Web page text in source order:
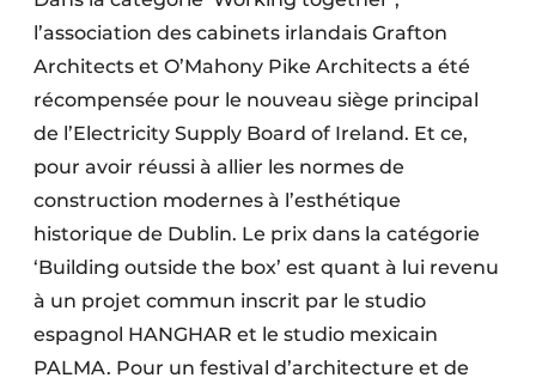
l’association des cabinets irlandais Grafton
Architects et O’Mahony Pike Architects a été
récompensée pour le nouveau siège principal
de l’Electricity Supply Board of Ireland. Et ce,
pour avoir réussi à allier les normes de
construction modernes à l’esthétique
historique de Dublin. Le prix dans la catégorie
‘Building outside the box’ est quant à lui revenu
à un projet commun inscrit par le studio
espagnol HANGHAR et le studio mexicain
PALMA. Pour un festival d’architecture et de